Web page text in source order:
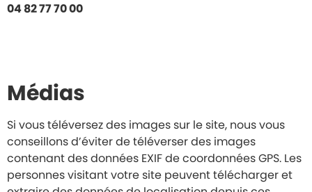
04 82 77 70 00
Médias
Si vous téléversez des images sur le site, nous vous
conseillons d’éviter de téléverser des images
contenant des données EXIF de coordonnées GPS. Les
personnes visitant votre site peuvent télécharger et